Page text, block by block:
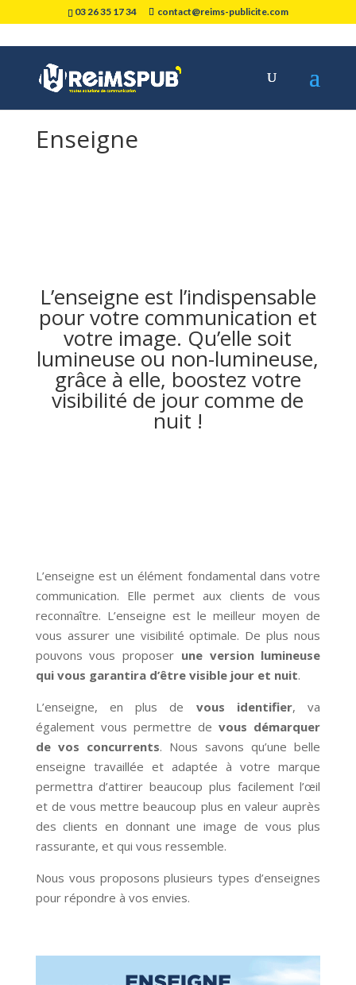
03 26 35 17 34 contact@reims-publicite.com
Enseigne
L’enseigne est l’indispensable
pour votre communication et
votre image. Qu’elle soit
lumineuse ou non-lumineuse,
grâce à elle, boostez votre
visibilité de jour comme de
nuit !
L’enseigne est un élément fondamental dans votre
communication. Elle permet aux clients de vous
reconnaître. L’enseigne est le meilleur moyen de
vous assurer une visibilité optimale. De plus nous
pouvons vous proposer une version lumineuse
qui vous garantira d’être visible jour et nuit.
L’enseigne, en plus de vous identifier, va
également vous permettre devous démarquer
de vos concurrents. Nous savons qu’une belle
enseigne travaillée et adaptée à votre marque
permettra d’attirer beaucoup plus facilement l’œil
et de vous mettre beaucoup plus en valeur auprès
des clients en donnant une image de vous plus
rassurante, et qui vous ressemble.
Nous vous proposons plusieurs types d’enseignes
pour répondre à vos envies.